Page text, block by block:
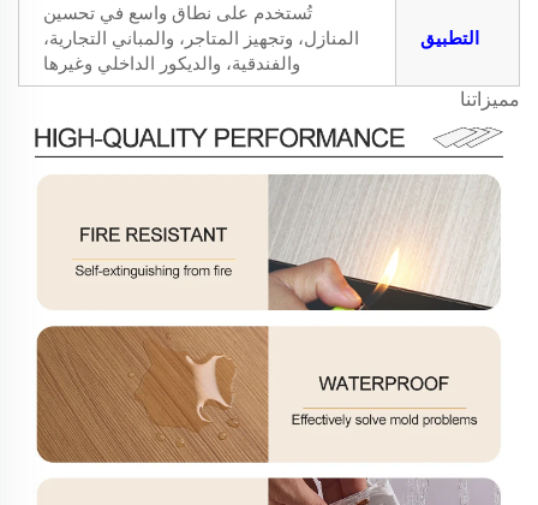
التطبيق
تُستخدم على نطاق واسع في تحسين
المنازل، وتجهيز المتاجر، والمباني التجارية،
والفندقية، والديكور الداخلي وغيرها
مميزاتنا